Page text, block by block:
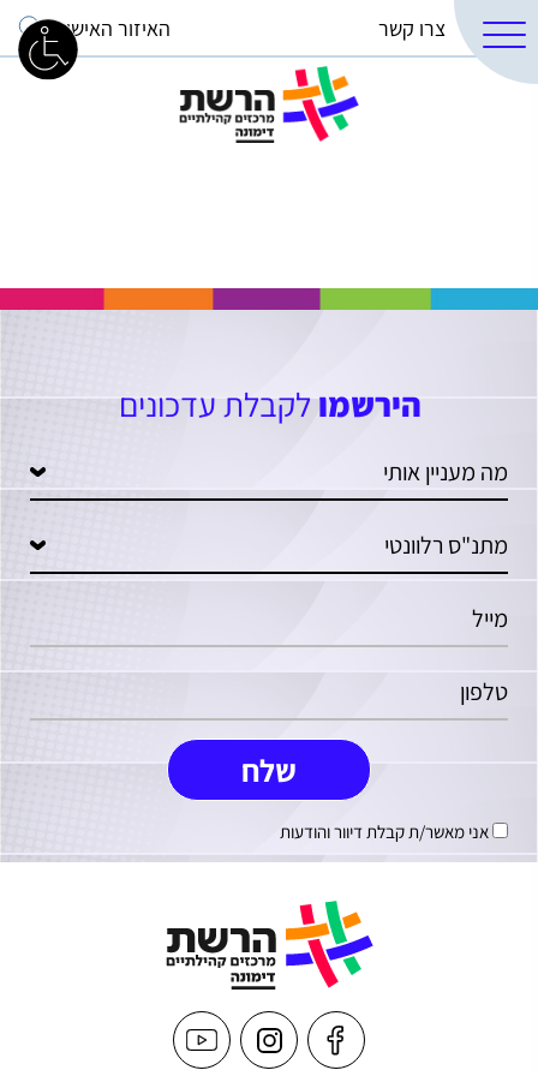
צרו קשר האיזור האישי
הירשמולקבלת עדכונים
אני מאשר/ת קבלת דיוור והודעות